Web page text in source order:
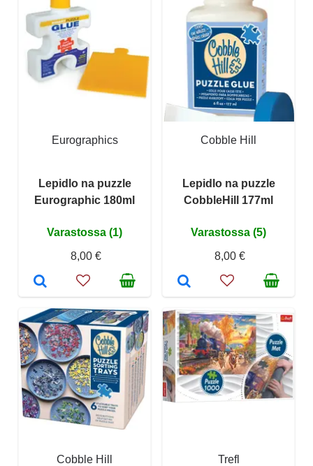
Eurographics
Lepidlo na puzzle
Eurographic 180ml
Varastossa (1)
8,00 €
Cobble Hill
Lepidlo na puzzle
CobbleHill 177ml
Varastossa (5)
8,00 €
Cobble Hill Trefl